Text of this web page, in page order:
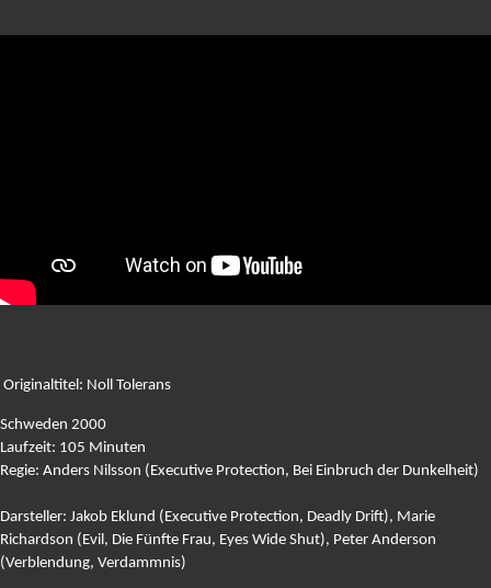
Originaltitel: Noll Tolerans
Schweden 2000
Laufzeit: 105 Minuten
Regie: Anders Nilsson (Executive Protection, Bei Einbruch der Dunkelheit)
Darsteller: Jakob Eklund (Executive Protection, Deadly Drift), Marie
Richardson (Evil, Die Fünfte Frau, Eyes Wide Shut), Peter Anderson
(Verblendung, Verdammnis)